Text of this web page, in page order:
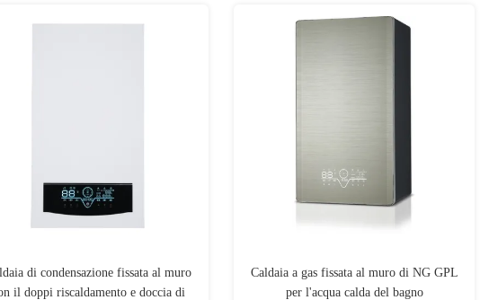
di condensazione fissata al muro
il doppi riscaldamento e doccia di
Caldaia a gas fissata al muro di NG GPL
per l'acqua calda del bagno